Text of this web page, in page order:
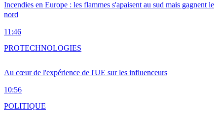
Incendies en Europe : les flammes s'apaisent au sud mais gagnent le
nord
11:46
Au cœur de l'expérience de l'UE sur les influenceurs
10:56
PROTECHNOLOGIES
POLITIQUE